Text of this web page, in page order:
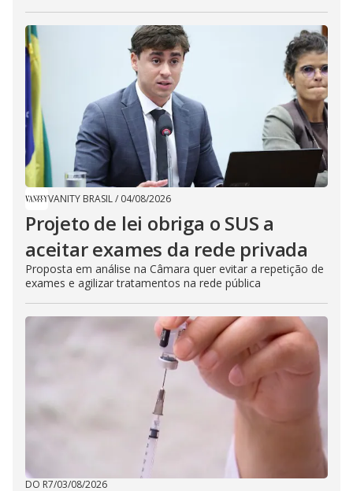
VANITY BRASIL/ 04/08/2026
Projeto de lei obriga o SUS a
aceitar exames da rede privada
Proposta em análise na Câmara quer evitar a repetição de
exames e agilizar tratamentos na rede pública
DO R7/03/08/2026